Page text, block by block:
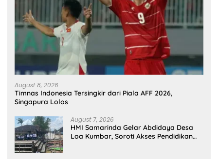
August 8, 2026
Timnas Indonesia Tersingkir dari Piala AFF 2026,
Singapura Lolos
August 7, 2026
HMI Samarinda Gelar Abdidaya Desa
Loa Kumbar, Soroti Akses Pendidikan